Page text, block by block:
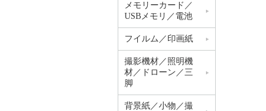
メモリーカード／
USBメモリ／電池
フイルム／印画紙
撮影機材／照明機
材／ドローン／三
脚
背景紙／小物／撮